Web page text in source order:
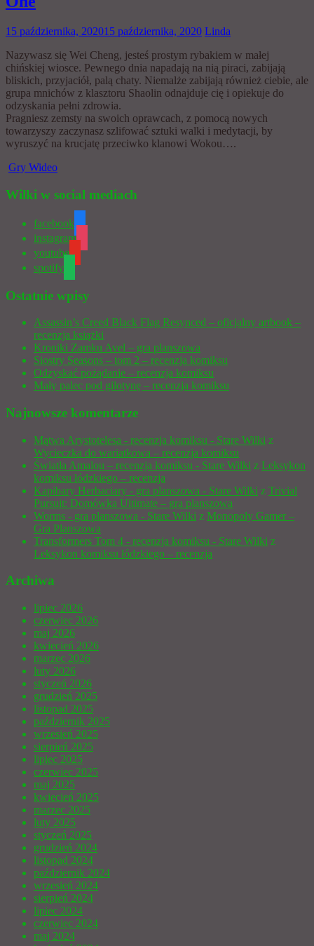
15 października, 202015 października, 2020 Linda
Nazywasz się Wei Cheng, jesteś prostym rybakiem w małej
chińskiej wiosce. Pewnego dnia napadają na nią piraci, zabijają
bliskich, przyjaciół, palą chaty. Niemalże zabijają również ciebie, ale
grupa mnichów z klasztoru Shaolin odnajduje cię i opiekuje do
odzyskania pełni zdrowia.
Pragniesz zemsty na swoich oprawcach, z pomocą nowych
towarzyszy zaczynasz szlifować sztuki walki i medytacji, by
wyruszyć na krucjatę przeciwko klanowi Wokou….
Gry Wideo
Wilki w social mediach
facebook
instagram
youtube
spotify
Ostatnie wpisy
Assassin’s Creed Black Flag Resynced – oficjalny artbook –
recenzja książki
Kroniki Zamku Avel – gra planszowa
Siostry Seasons – tom 2 – recenzja komiksu
Odzyskać pożądanie – recenzja komiksu
Mały palec pod gilotynę – recenzja komiksu
Najnowsze komentarze
Mątwa Arystotelesa - recenzja komiksu - Stare Wilki z
Wycieczka do wariatkowa – recenzja komiksu
Światła Amalou – recenzja komiksu - Stare Wilki z Leksykon
komiksu łódzkiego – recenzja
Kapibary Herbaciary - gra planszowa - Stare Wilki z Trivial
Pursuit: Domówka Ultimate – gra planszowa
Worms - gra planszowa - Stare Wilki z Monopoly Gamer –
Gra Planszowa
Transformers Tom 4 - recenzja komiksu - Stare Wilki z
Leksykon komiksu łódzkiego – recenzja
Archiwa
lipiec 2026
czerwiec 2026
maj 2026
kwiecień 2026
marzec 2026
luty 2026
styczeń 2026
grudzień 2025
listopad 2025
październik 2025
wrzesień 2025
sierpień 2025
lipiec 2025
czerwiec 2025
maj 2025
kwiecień 2025
marzec 2025
luty 2025
styczeń 2025
grudzień 2024
listopad 2024
październik 2024
wrzesień 2024
sierpień 2024
lipiec 2024
czerwiec 2024
maj 2024